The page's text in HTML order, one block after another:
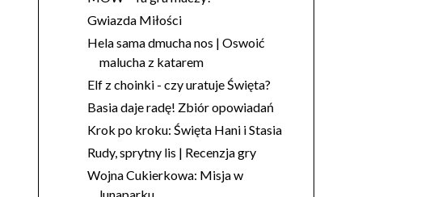
Gwiazda Miłości
Hela sama dmucha nos | Oswoić
malucha z katarem
Elf z choinki - czy uratuje Święta?
Basia daje radę! Zbiór opowiadań
Krok po kroku: Święta Hani i Stasia
Rudy, sprytny lis | Recenzja gry
Wojna Cukierkowa: Misja w